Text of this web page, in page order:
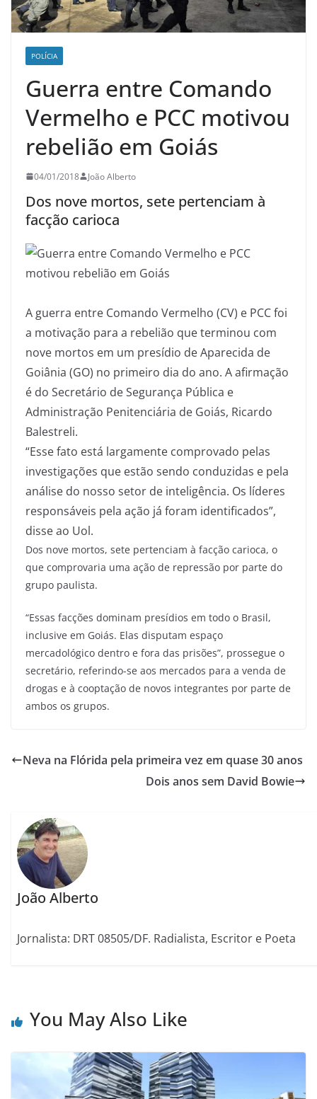
POLÍCIA
Guerra entre Comando
Vermelho e PCC motivou
rebelião em Goiás
04/01/2018 João Alberto
Dos nove mortos, sete pertenciam à
facção carioca
A guerra entre Comando Vermelho (CV) e PCC foi
a motivação para a rebelião que terminou com
nove mortos em um presídio de Aparecida de
Goiânia (GO) no primeiro dia do ano. A afirmação
é do Secretário de Segurança Pública e
Administração Penitenciária de Goiás, Ricardo
Balestreli.
“Esse fato está largamente comprovado pelas
investigações que estão sendo conduzidas e pela
análise do nosso setor de inteligência. Os líderes
responsáveis pela ação já foram identificados”,
disse ao Uol.
Dos nove mortos, sete pertenciam à facção carioca, o
que comprovaria uma ação de repressão por parte do
grupo paulista.
“Essas facções dominam presídios em todo o Brasil,
inclusive em Goiás. Elas disputam espaço
mercadológico dentro e fora das prisões”, prossegue o
secretário, referindo-se aos mercados para a venda de
drogas e à cooptação de novos integrantes por parte de
ambos os grupos.
Neva na Flórida pela primeira vez em quase 30 anos
Dois anos sem David Bowie
João Alberto
Jornalista: DRT 08505/DF. Radialista, Escritor e Poeta
You May Also Like